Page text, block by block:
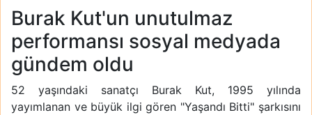
Burak Kut'un unutulmaz
performansı sosyal medyada
gündem oldu
52 yaşındaki sanatçı Burak Kut, 1995 yılında
yayımlanan ve büyük ilgi gören "Yaşandı Bitti" şarkısını